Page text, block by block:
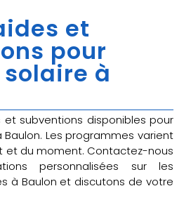
et
pour
à
et subventions disponibles pour
Les programmes varient
et du moment. Contactez-nous
personnalisées sur les
à Baulon et discutons de votre